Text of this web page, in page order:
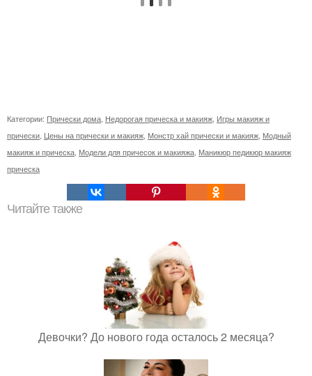
Категории: Прически дома Недорогая прическа и макияж Игры макияж и
прически Цены на прически и макияж Монстр хай прически и макияж Модный
макияж и прическа Модели для причесок и макияжа Маникюр педикюр макияж
прическа
Читайте также
Девочки? До нового года осталось 2 месяца?